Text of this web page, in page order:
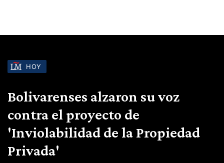
HOY
Bolivarenses alzaron su voz
contra el proyecto de
'Inviolabilidad de la Propiedad
Privada'